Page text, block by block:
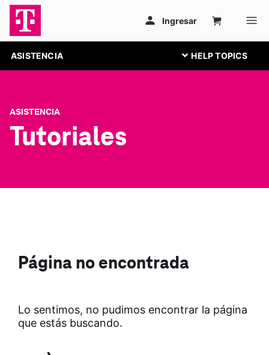
ASISTENCIA
ASISTENCIA
Tutoriales